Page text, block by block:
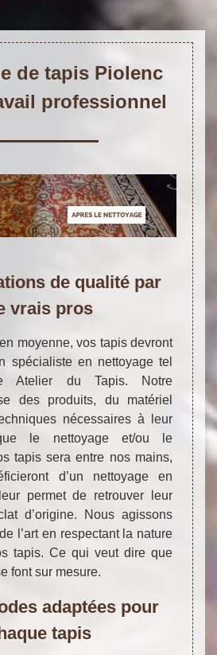
de tapis Piolenc
professionnel
de qualité par
vrais pros
moyenne, vos tapis devront
spécialiste en nettoyage tel
Atelier du Tapis. Notre
des produits, du matériel
nécessaires à leur
le nettoyage et/ou le
tapis sera entre nos mains,
d’un nettoyage en
permet de retrouver leur
d’origine. Nous agissons
l’art en respectant la nature
tapis. Ce qui veut dire que
font sur mesure.
adaptées pour
tapis